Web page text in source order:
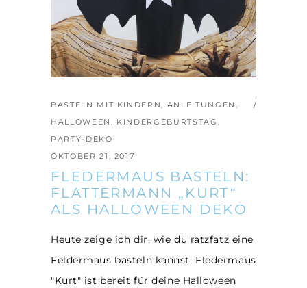
BASTELN MIT KINDERN, ANLEITUNGEN ,
HALLOWEEN , KINDERGEBURTSTAG ,
PARTY-DEKO
OKTOBER 21, 2017
FLEDERMAUS BASTELN:
FLATTERMANN „KURT“
ALS HALLOWEEN DEKO
Heute zeige ich dir, wie du ratzfatz eine
Feldermaus basteln kannst. Fledermaus
"Kurt" ist bereit für deine Halloween